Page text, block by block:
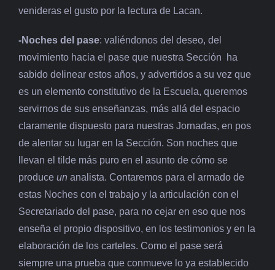
venideras el gusto por la lectura de Lacan.
-Noches del pase: valiéndonos del deseo, del
movimiento hacia el pase que nuestra Sección ha
sabido delinear estos años, y advertidos a su vez que
es un elemento constitutivo de la Escuela, queremos
servirnos de sus enseñanzas, más allá del espacio
claramente dispuesto para nuestras Jornadas, en pos
de alentar su lugar en la Sección. Son noches que
llevan el tilde más puro en el asunto de cómo se
produce un analista. Contaremos para el armado de
estas Noches con el trabajo y la articulación con el
Secretariado del pase, para no cejar en eso que nos
enseña el propio dispositivo, en los testimonios y en la
elaboración de los carteles. Como el pase será
siempre una prueba que conmueve lo ya establecido